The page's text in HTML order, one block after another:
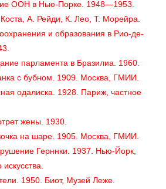
ООН в Нью-Порке. 1948—1953.
А. Рейди, К. Лео, Т. Морейра.
и образования в Рио-де-
парламента в Бразилиа. 1960.
с бубном. 1909. Москва, ГМИИ.
одалиска. 1928. Париж, частное
жены. 1930.
на шаре. 1905. Москва, ГМИИ.
Герннки. 1937. Нью-Йорк,
1950. Биот, Музей Леже.